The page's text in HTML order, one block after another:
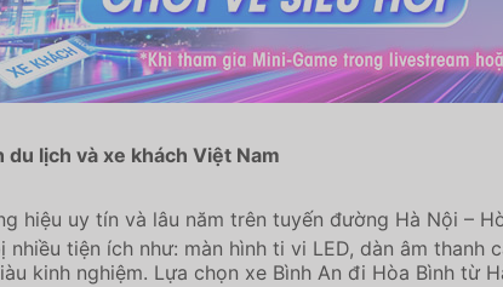
du lịch và xe khách Việt Nam
hiệu uy tín và lâu năm trên tuyến đường Hà Nội –
tiện ích như: màn hình ti vi LED, dàn âm
kinh nghiệm. Lựa chọn xe Bình An đi Hòa Bình từ